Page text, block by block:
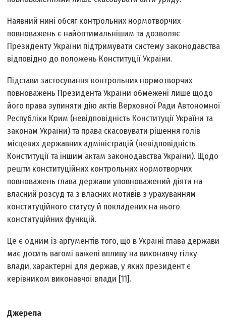
Наявний нині обсяг контрольних нормотворчих
повноважень є найоптимальнішим та дозволяє
Президенту України підтримувати систему законодавства
відповідно до положень Конституції України.
Підстави застосування контрольних нормотворчих
повноважень Президента України обмежені лише щодо
його права зупиняти дію актів Верховної Ради Автономної
Республіки Крим (невідповідність Конституції України та
законам України) та права скасовувати рішення голів
місцевих державних адміністрацій (невідповідність
Конституції та іншим актам законодавства України). Щодо
решти конституційних контрольних нормотворчих
повноважень глава держави уповноважений діяти на
власний розсуд та з власних мотивів з урахуванням
конституційного статусу й покладених на нього
конституційних функцій.
Це є одним із аргументів того, що в Україні глава держави
має досить вагомі важелі впливу на виконавчу гілку
влади, характерні для держав, у яких президент є
керівником виконавчої влади [11].
Джерела